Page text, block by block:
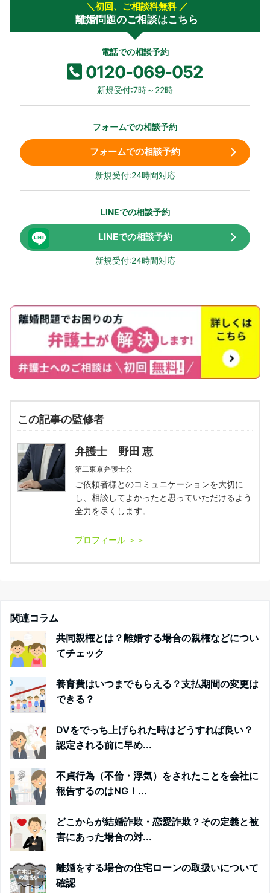
＼初回、ご相談料無料 ／
離婚問題のご相談はこちら
電話での相談予約
0120-069-052
新規受付:7時～22時
フォームでの相談予約
フォームでの相談予約
新規受付:24時間対応
LINEでの相談予約
LINEでの相談予約
新規受付:24時間対応
この記事の監修者
弁護士 野田 恵
第二東京弁護士会
ご依頼者様とのコミュニケーションを大切に
し、相談してよかったと思っていただけるよう
全力を尽くします。
関連コラム
共同親権とは？離婚する場合の親権などについ
てチェック
養育費はいつまでもらえる？支払期間の変更は
できる？
DVをでっち上げられた時はどうすれば良い？
認定される前に早め...
不貞行為（不倫・浮気）をされたことを会社に
報告するのはNG！...
どこからが結婚詐欺・恋愛詐欺？その定義と被
害にあった場合の対...
離婚をする場合の住宅ローンの取扱いについて
確認